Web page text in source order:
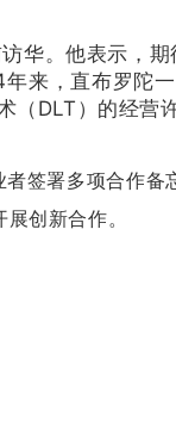
华。他表示，期
年来，直布罗陀
（DLT）的经营
签署多项合作备
创新合作。